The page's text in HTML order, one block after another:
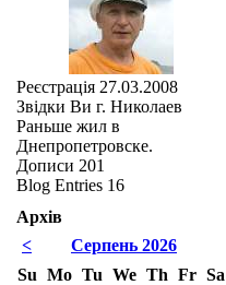
Реєстрація 27.03.2008
Звідки Ви г. Николаев
Раньше жил в
Днепропетровске.
Дописи 201
Blog Entries 16
Архів
<
Серпень 2026
Su Mo Tu We Th Fr Sa